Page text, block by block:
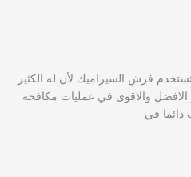
فرش السيراميك لأن له الكثير
الافضل والاقوى في عمليات مكافحة
دائما في